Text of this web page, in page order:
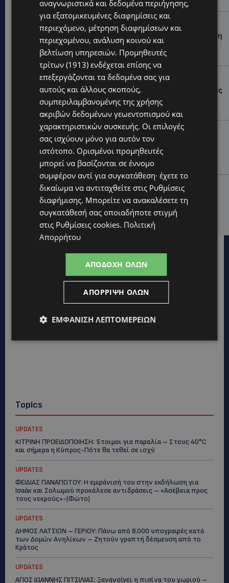
UPDATES
ΦΕΙΔΙΑΣ ΠΑΝΑΓΙΩΤΟΥ: Η εμφάνισή του στην εκδήλωση
για Ισαάκ και Σολωμού προκάλεσε αντιδράσεις –
«Ασέβεια προς τους νεκρούς»-(Φώτο)
UPDATES
ΔΗΜΟΣ ΛΑΤΣΙΩΝ – ΓΕΡΙΟΥ: Πάνω από 8.000 υπογραφές
κατά των Δομών Ανηλίκων – Ζητούν γραπτή
δέσμευση από το Κράτος
UPDATES
ΑΓΙΟΣ ΙΩΑΝΝΗΣ ΠΙΤΣΙΛΙΑΣ: Ξανανοίγει η πισίνα του
χωριού – Μια ανάσα δροσιάς για κατοίκους και
επισκέπτες
LIFESTYLE
ΕΛΕΝΑ ΠΑΠΑΔΟΠΟΥΛΟΥ: Από τη σκηνή στην
Αντιπροεδρία του ΘΟΚ – «Μεγάλη τιμή και μεγάλη
ευθύνη»
Topics
UPDATES
ΚΙΤΡΙΝΗ ΠΡΟΕΙΔΟΠΟΙΗΣΗ: Έτοιμοι για παραλία – Στους 40°C
και σήμερα η Κύπρος-Πότε θα τεθεί σε ισχύ
UPDATES
ΦΕΙΔΙΑΣ ΠΑΝΑΓΙΩΤΟΥ: Η εμφάνισή του στην εκδήλωση για
Ισαάκ και Σολωμού προκάλεσε αντιδράσεις – «Ασέβεια προς
τους νεκρούς»-(Φώτο)
UPDATES
ΔΗΜΟΣ ΛΑΤΣΙΩΝ – ΓΕΡΙΟΥ: Πάνω από 8.000 υπογραφές κατά
των Δομών Ανηλίκων – Ζητούν γραπτή δέσμευση από το
Κράτος
UPDATES
ΑΓΙΟΣ ΙΩΑΝΝΗΣ ΠΙΤΣΙΛΙΑΣ: Ξανανοίγει η πισίνα του χωριού –
αναγνωριστικά και δεδομένα περιήγησης,
για εξατομικευμένες διαφημίσεις και
περιεχόμενο, μέτρηση διαφημίσεων και
περιεχομένου, ανάλυση κοινού και
βελτίωση υπηρεσιών. Προμηθευτές
τρίτων (1913) ενδέχεται επίσης να
επεξεργάζονται τα δεδομένα σας για
αυτούς και άλλους σκοπούς,
συμπεριλαμβανομένης της χρήσης
ακριβών δεδομένων γεωεντοπισμού και
χαρακτηριστικών συσκευής. Οι επιλογές
σας ισχύουν μόνο για αυτόν τον
ιστότοπο. Ορισμένοι προμηθευτές
μπορεί να βασίζονται σε έννομο
συμφέρον αντί για συγκατάθεση· έχετε το
δικαίωμα να αντιταχθείτε στις Ρυθμίσεις
διαφήμισης. Μπορείτε να ανακαλέσετε τη
συγκατάθεσή σας οποιαδήποτε στιγμή
στις Ρυθμίσεις cookies. Πολιτική
Απορρήτου
ΑΠΟΔΟΧΉ ΌΛΩΝ
ΑΠΌΡΡΙΨΗ ΌΛΩΝ
ΕΜΦΆΝΙΣΗ ΛΕΠΤΟΜΕΡΕΙΏΝ